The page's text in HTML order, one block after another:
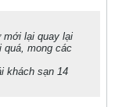
mới lại quay lại
quá, mong các
khách sạn 14